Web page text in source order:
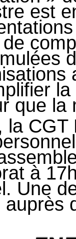
est
que
CGT
à
Une
auprès